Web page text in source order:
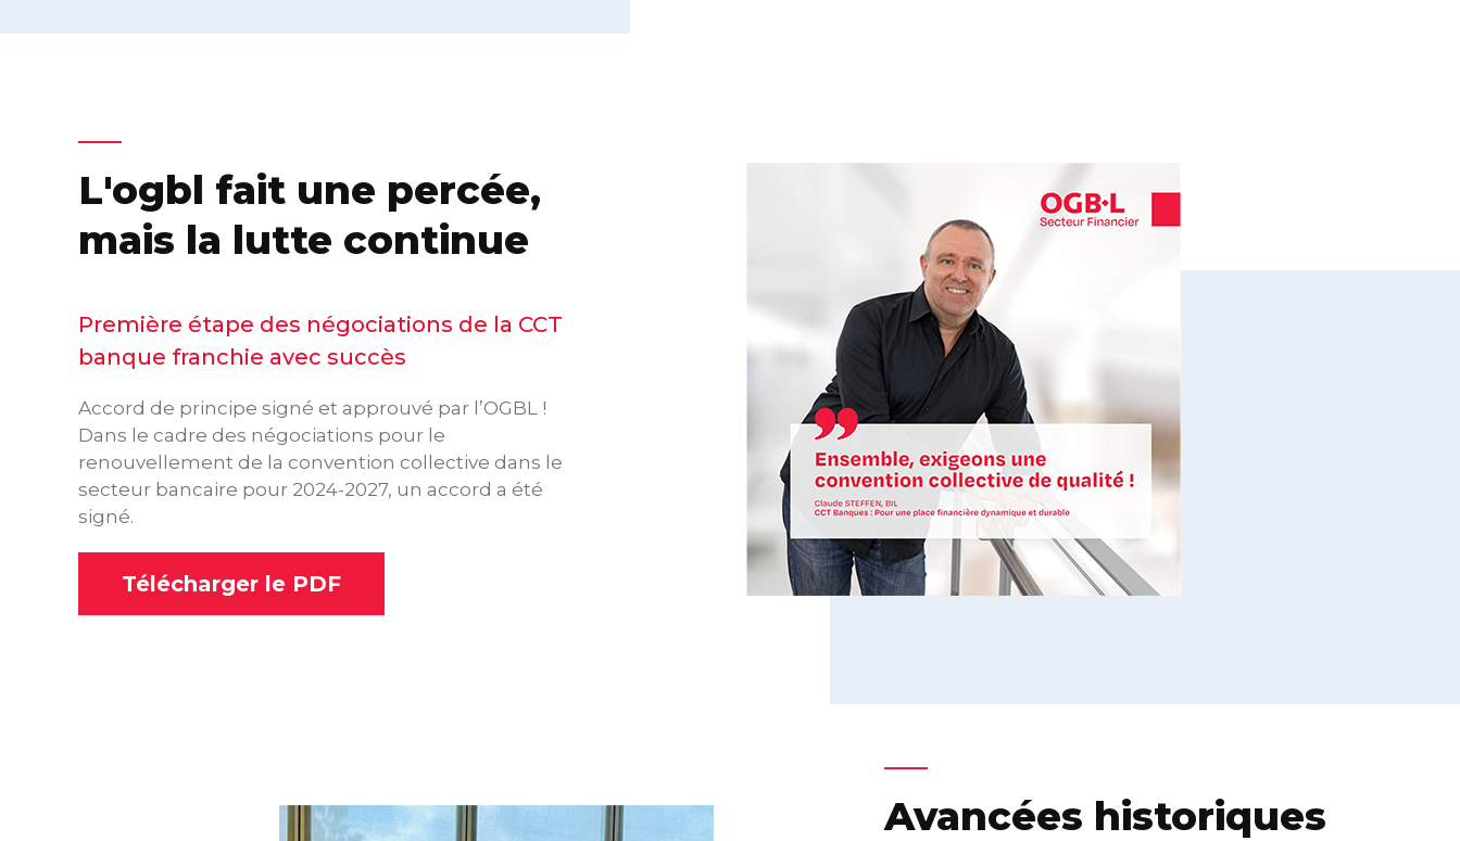
L'ogbl fait une percée,
mais la lutte continue
Première étape des négociations de la CCT
banque franchie avec succès
Accord de principe signé et approuvé par l’OGBL !
Dans le cadre des négociations pour le
renouvellement de la convention collective dans le
secteur bancaire pour 2024-2027, un accord a été
signé.
Télécharger le PDF
Avancées historiques